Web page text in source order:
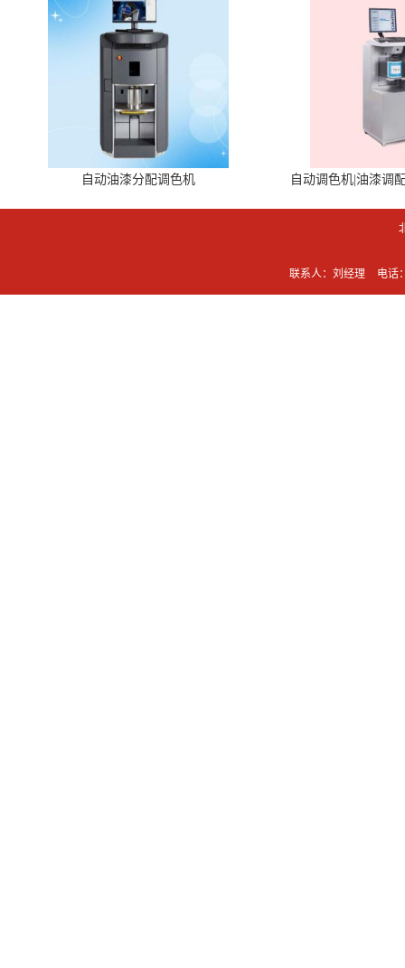
自动油漆分配调色机 自动调色机|油漆调
联系人：刘经理 电话